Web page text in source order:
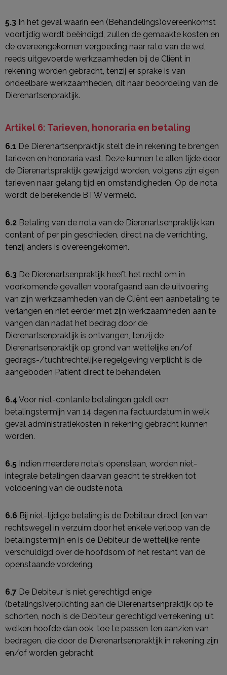
5.3 In het geval waarin een (Behandelings)overeenkomst
voortijdig wordt beëindigd, zullen de gemaakte kosten en
de overeengekomen vergoeding naar rato van de wel
reeds uitgevoerde werkzaamheden bij de Cliënt in
rekening worden gebracht, tenzij er sprake is van
ondeelbare werkzaamheden, dit naar beoordeling van de
Dierenartsenpraktijk.
Artikel 6: Tarieven, honoraria en betaling
6.1 De Dierenartsenpraktijk stelt de in rekening te brengen
tarieven en honoraria vast. Deze kunnen te allen tijde door
de Dierenartspraktijk gewijzigd worden, volgens zijn eigen
tarieven naar gelang tijd en omstandigheden. Op de nota
wordt de berekende BTW vermeld.
6.2 Betaling van de nota van de Dierenartsenpraktijk kan
contant of per pin geschieden, direct na de verrichting,
tenzij anders is overeengekomen.
6.3 De Dierenartsenpraktijk heeft het recht om in
voorkomende gevallen voorafgaand aan de uitvoering
van zijn werkzaamheden van de Cliënt een aanbetaling te
verlangen en niet eerder met zijn werkzaamheden aan te
vangen dan nadat het bedrag door de
Dierenartsenpraktijk is ontvangen, tenzij de
Dierenartsenpraktijk op grond van wettelijke en/of
gedrags-/tuchtrechtelijke regelgeving verplicht is de
aangeboden Patiënt direct te behandelen.
6.4 Voor niet-contante betalingen geldt een
betalingstermijn van 14 dagen na factuurdatum in welk
geval administratiekosten in rekening gebracht kunnen
worden.
6.5 Indien meerdere nota's openstaan, worden niet-
integrale betalingen daarvan geacht te strekken tot
voldoening van de oudste nota.
6.6 Bij niet-tijdige betaling is de Debiteur direct [en van
rechtswege] in verzuim door het enkele verloop van de
betalingstermijn en is de Debiteur de wettelijke rente
verschuldigd over de hoofdsom of het restant van de
openstaande vordering.
6.7 De Debiteur is niet gerechtigd enige
(betalings)verplichting aan de Dierenartsenpraktijk op te
schorten, noch is de Debiteur gerechtigd verrekening, uit
welken hoofde dan ook, toe te passen ten aanzien van
bedragen, die door de Dierenartsenpraktijk in rekening zijn
en/of worden gebracht.